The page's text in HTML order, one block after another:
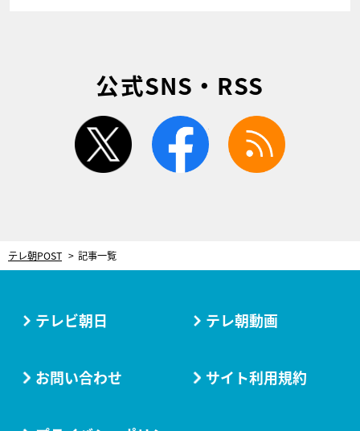
公式SNS・RSS
twitter facebook
テレ朝POST 記事一覧
テレビ朝日 テレ朝動画
お問い合わせ サイト利用規約